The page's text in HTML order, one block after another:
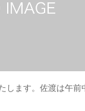
します。佐渡は午前